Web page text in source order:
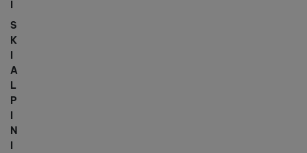
Í
S
K
I
A
L
P
I
N
I